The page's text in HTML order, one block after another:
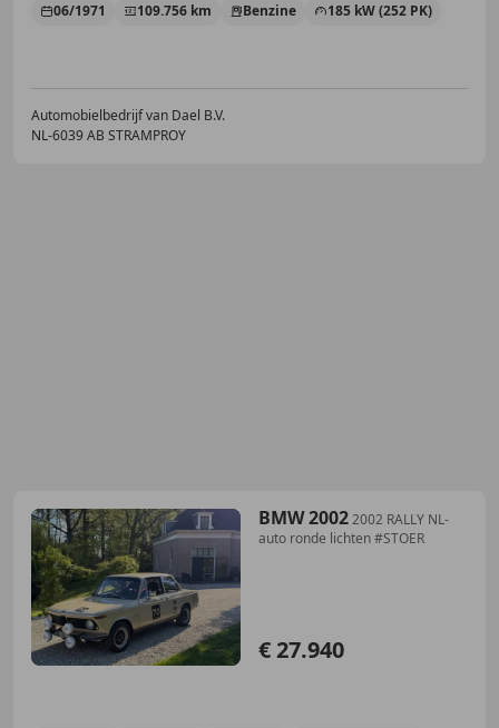
06/1971 109.756 km Benzine 185 kW (252 PK)
Automobielbedrijf van Dael B.V.
NL-6039 AB STRAMPROY
BMW 20022002 RALLY NL-
auto ronde lichten #STOER
€ 27.940